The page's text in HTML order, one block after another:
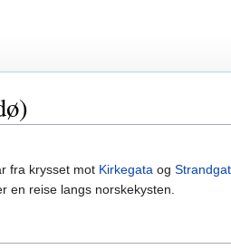
fra krysset mot Kirkegata og
en reise langs norskekysten.